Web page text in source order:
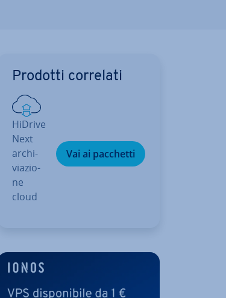
Prodotti correlati
HiDrive
Next
ar­chi­
via­zio­
ne
cloud
Vai ai pacchetti